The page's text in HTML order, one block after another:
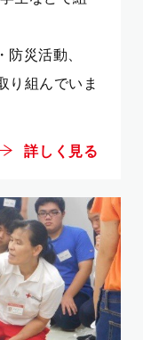
災活動、
り組んでいま
詳しく見る